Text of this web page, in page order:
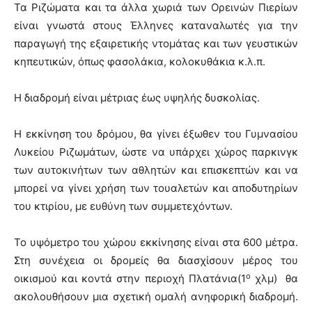
Τα Ριζώματα και τα άλλα χωριά των Ορεινών Πιερίων
είναι γνωστά στους Έλληνες καταναλωτές για την
παραγωγή της εξαιρετικής ντομάτας και των γευστικών
κηπευτικών, όπως φασολάκια, κολοκυθάκια κ.λ.π.
Η διαδρομή είναι μέτριας έως υψηλής δυσκολίας.
Η εκκίνηση του δρόμου, θα γίνει έξωθεν του Γυμνασίου
Λυκείου Ριζωμάτων, ώστε να υπάρχει χώρος παρκινγκ
των αυτοκινήτων των αθλητών και επισκεπτών και να
μπορεί να γίνει χρήση των τουαλετών και αποδυτηρίων
του κτιρίου, με ευθύνη των συμμετεχόντων.
Το υψόμετρο του χώρου εκκίνησης είναι στα 600 μέτρα.
Στη συνέχεια οι δρομείς θα διασχίσουν μέρος του
οικισμού και κοντά στην περιοχή Πλατάνια(1ο χλμ) θα
ακολουθήσουν μια σχετική ομαλή ανηφορική διαδρομή.